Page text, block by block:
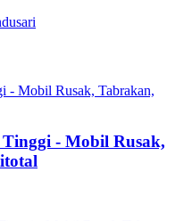
- Mobil Rusak,